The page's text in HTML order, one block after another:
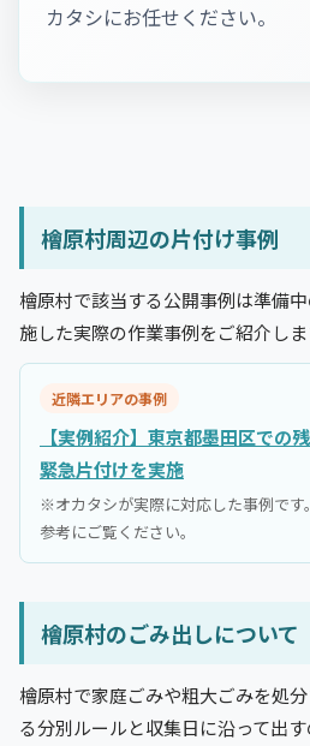
カタシにお任せください。
檜原村周辺の片付け事例
檜原村で該当する公開事例は準備
施した実際の作業事例をご紹介しま
近隣エリアの事例
【実例紹介】東京都墨田区での
緊急片付けを実施
※オカタシが実際に対応した事例です
参考にご覧ください。
檜原村のごみ出しについて
檜原村で家庭ごみや粗大ごみを処
る分別ルールと収集日に沿って出